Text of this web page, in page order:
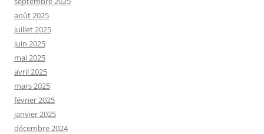
août 2025
juillet 2025
juin 2025
mai 2025
avril 2025
mars 2025
février 2025
janvier 2025
décembre 2024